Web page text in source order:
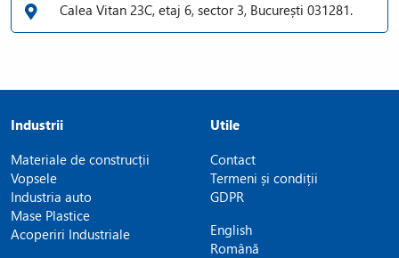
Calea Vitan 23C, etaj 6, sector 3, București 031281.
Industrii
Materiale de construcții
Vopsele
Industria auto
Mase Plastice
Acoperiri Industriale
Utile
Contact
Termeni și condiții
GDPR
English
Română